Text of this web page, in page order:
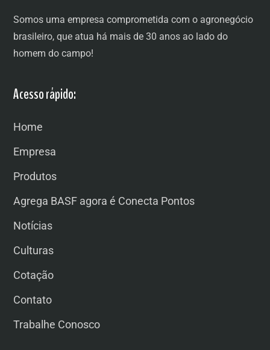
Somos uma empresa comprometida com o agronegócio
brasileiro, que atua há mais de 30 anos ao lado do
homem do campo!
Acesso rápido:
Home
Empresa
Produtos
Agrega BASF agora é Conecta Pontos
Notícias
Culturas
Cotação
Contato
Trabalhe Conosco